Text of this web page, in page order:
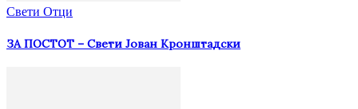
Свети Отци
ЗА ПОСТОТ – Свети Јован Кронштадски